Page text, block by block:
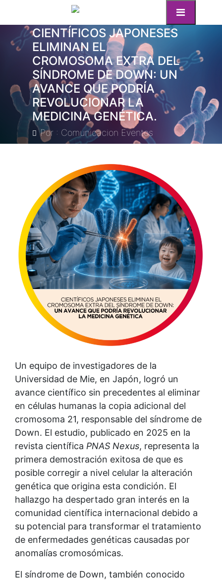
CIENTÍFICOS JAPONESES
ELIMINAN EL
CROMOSOMA EXTRA DEL
SÍNDROME DE DOWN: UN
AVANCE QUE PODRÍA
REVOLUCIONAR LA
MEDICINA GENÉTICA.
Por : Comunicacion Eventos
Un equipo de investigadores de la
Universidad de Mie, en Japón, logró un
avance científico sin precedentes al eliminar
en células humanas la copia adicional del
cromosoma 21, responsable del síndrome de
Down. El estudio, publicado en 2025 en la
revista científica PNAS Nexus, representa la
primera demostración exitosa de que es
posible corregir a nivel celular la alteración
genética que origina esta condición. El
hallazgo ha despertado gran interés en la
comunidad científica internacional debido a
su potencial para transformar el tratamiento
de enfermedades genéticas causadas por
anomalías cromosómicas.
El síndrome de Down, también conocido